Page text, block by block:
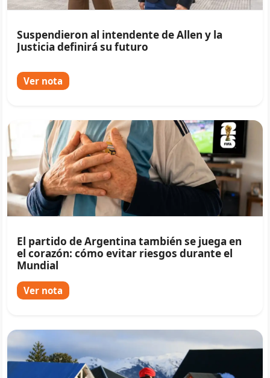
Suspendieron al intendente de Allen y la
Justicia definirá su futuro
Ver nota
El partido de Argentina también se juega en
el corazón: cómo evitar riesgos durante el
Mundial
Ver nota